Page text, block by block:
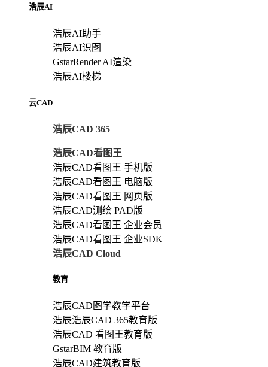
浩辰AI
浩辰AI助手
浩辰AI识图
GstarRender AI渲染
浩辰AI楼梯
云CAD
浩辰CAD 365
浩辰CAD看图王
浩辰CAD看图王 手机版
浩辰CAD看图王 电脑版
浩辰CAD看图王 网页版
浩辰CAD测绘 PAD版
浩辰CAD看图王 企业会员
浩辰CAD看图王 企业SDK
浩辰CAD Cloud
教育
浩辰CAD图学教学平台
浩辰浩辰CAD 365教育版
浩辰CAD 看图王教育版
GstarBIM 教育版
浩辰CAD建筑教育版